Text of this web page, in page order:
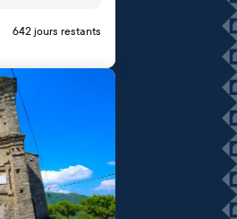
642 jours restants